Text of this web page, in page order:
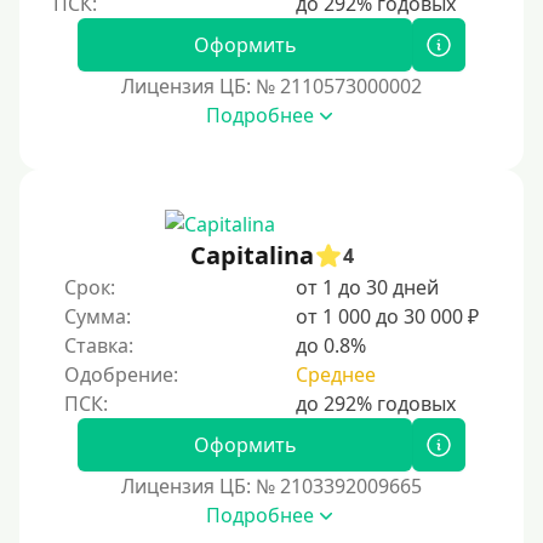
Пенсионерам до 75 лет
Пенсионерам до 80 лет
Пенсионерам до 85 лет
Без упоминания места трудоустройства
Для иностранных граждан
Для лиц, имеющих гражданство других государств,
находящихся на территории Украины
Для граждан других стран, проживающих в
Казахстане
Для граждан других стран, прибывающих в
Для граждан Таджикистана, проживающих за
Оформить
Лицензия ЦБ: № 2110573000002
Подробнее
Capitalina
4
Срок:
от 1 до 30 дней
Сумма:
от 1 000 до 30 000 ₽
Ставка:
до 0.8%
Одобрение:
Среднее
Оформить
Лицензия ЦБ: № 2103392009665
Подробнее